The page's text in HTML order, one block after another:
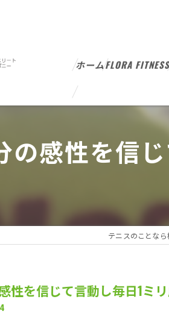
ホームFLORA
の感性を信
テニスのことな
性を信じて言動し毎日1ミ